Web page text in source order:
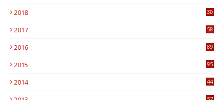
2018
30
2017
58
2016
89
2015
95
2014
44